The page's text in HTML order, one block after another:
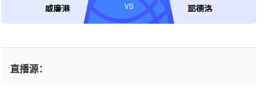
威廉港 耶德洛
VS
直播源：